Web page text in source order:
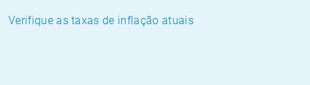
Verifique as taxas de inflação atuais